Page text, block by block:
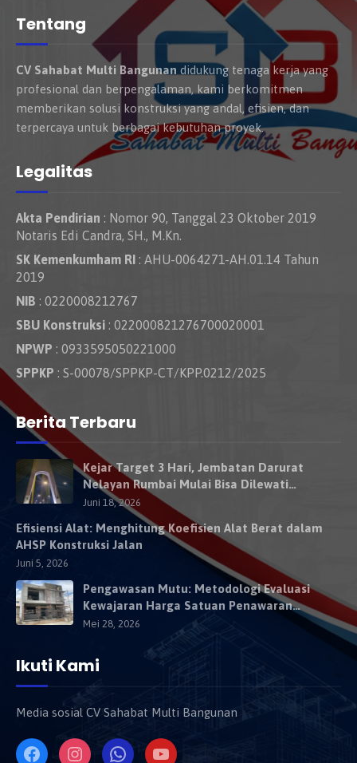
Tentang
CV Sahabat Multi Bangunan didukung tenaga kerja yang
profesional dan berpengalaman, kami berkomitmen
memberikan solusi konstruksi yang andal, efisien, dan
terpercaya untuk berbagai kebutuhan proyek.
Legalitas
Akta Pendirian : Nomor 90, Tanggal 23 Oktober 2019
Notaris Edi Candra, SH., M.Kn.
SK Kemenkumham RI : AHU-0064271-AH.01.14 Tahun
2019
NIB : 0220008212767
SBU Konstruksi : 022000821276700020001
NPWP : 0933595050221000
SPPKP : S-00078/SPPKP-CT/KPP.0212/2025
Berita Terbaru
Kejar Target 3 Hari, Jembatan Darurat
Nelayan Rumbai Mulai Bisa Dilewati
Kendaraan Besok
Juni 18, 2026
Efisiensi Alat: Menghitung Koefisien Alat Berat dalam
AHSP Konstruksi Jalan
Juni 5, 2026
Pengawasan Mutu: Metodologi Evaluasi
Kewajaran Harga Satuan Penawaran
Kontraktor
Mei 28, 2026
Ikuti Kami
Media sosial CV Sahabat Multi Bangunan